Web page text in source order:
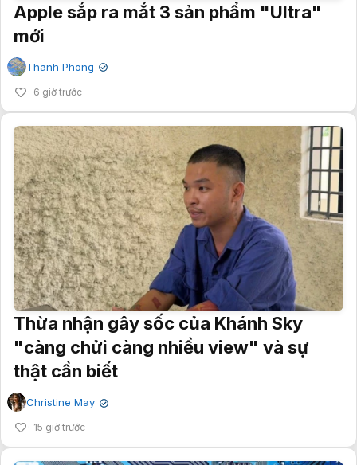
Apple sắp ra mắt 3 sản phẩm "Ultra"
mới
Thanh Phong ✔
6 giờ trước
Thừa nhận gây sốc của Khánh Sky
"càng chửi càng nhiều view" và sự
thật cần biết
Christine May ✔
15 giờ trước